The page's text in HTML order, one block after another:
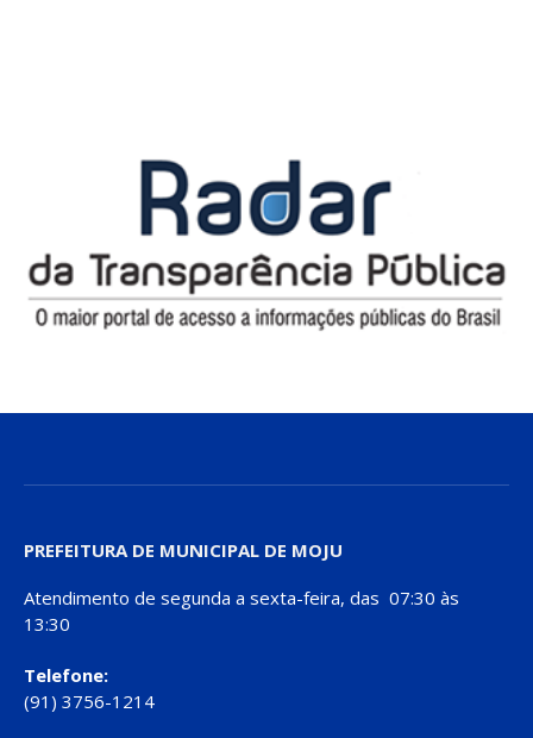
PREFEITURA DE MUNICIPAL DE MOJU
Atendimento de segunda a sexta-feira, das 07:30 às
13:30
Telefone:
(91) 3756-1214